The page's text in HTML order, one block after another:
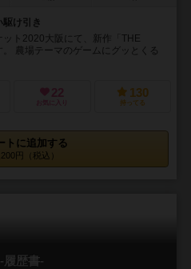
駆け引き
ト2020大阪にて、新作「THE
農場テーマのゲームにグッとくる
22
お気に入り
130
持ってる
トに追加する
円（税込）
履歴書-